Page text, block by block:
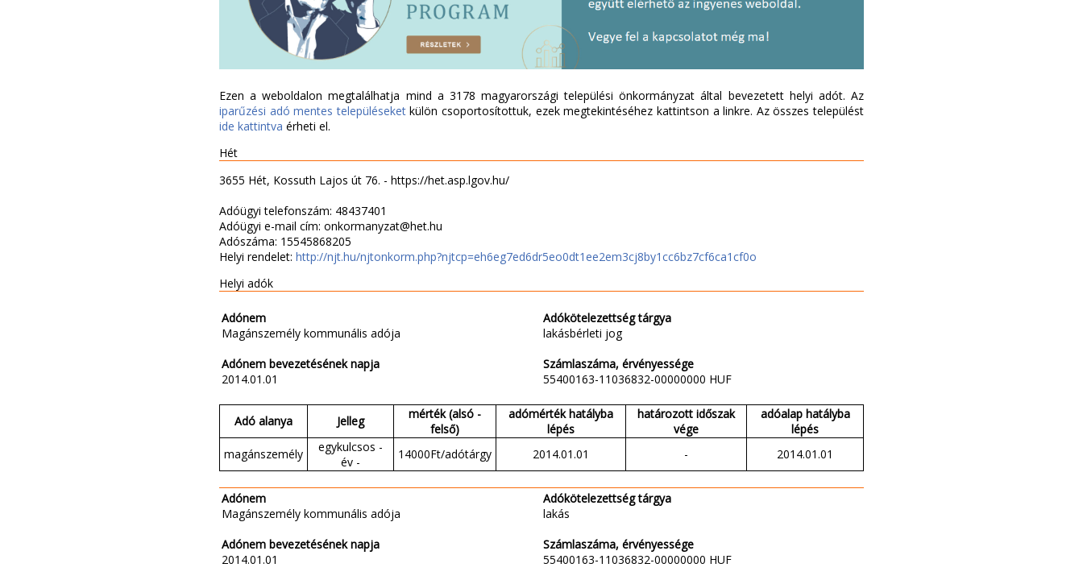
Ezen a weboldalon megtalálhatja mind a 3178 magyarországi települési önkormányzat által bevezetett helyi adót. Az
iparűzési adó mentes településeketkülön csoportosítottuk, ezek megtekintéséhez kattintson a linkre. Az összes települést
ide kattintva érheti el.
Hét
3655 Hét, Kossuth Lajos út 76. - https://het.asp.lgov.hu/
Adóügyi telefonszám: 48437401
Adóügyi e-mail cím: onkormanyzat@het.hu
Adószáma: 15545868205
Helyi rendelet: http://njt.hu/njtonkorm.php?njtcp=eh6eg7ed6dr5eo0dt1ee2em3cj8by1cc6bz7cf6ca1cf0o
Helyi adók
Adónem
Magánszemély kommunális adója
Adónem bevezetésének napja
2014.01.01
Adókötelezettség tárgya
lakásbérleti jog
Számlaszáma, érvényessége
55400163-11036832-00000000 HUF
Adó alanya Jelleg
mérték (alsó -
felső)
adómérték hatályba
lépés
határozott időszak
vége
adóalap hatályba
lépés
magánszemély
egykulcsos -
év -
14000Ft/adótárgy 2014.01.01 - 2014.01.01
Adónem
Magánszemély kommunális adója
Adónem bevezetésének napja
2014.01.01
Adókötelezettség tárgya
lakás
Számlaszáma, érvényessége
55400163-11036832-00000000 HUF